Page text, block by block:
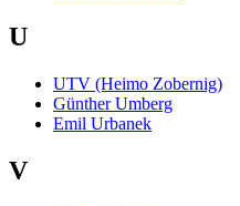
U
UTV (Heimo Zobernig)
Günther Umberg
Emil Urbanek
V